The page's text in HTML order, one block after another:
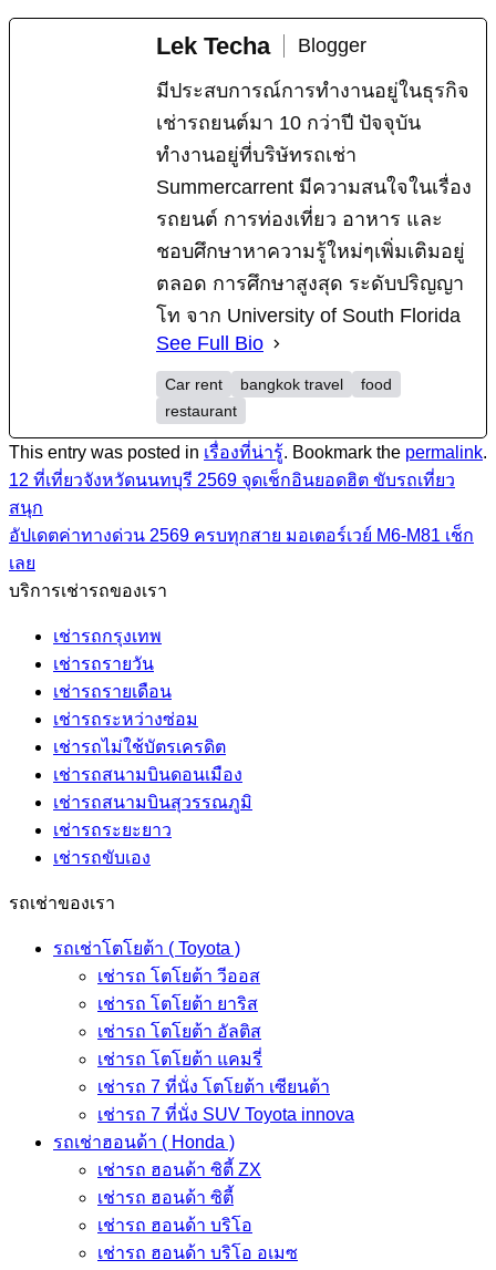
Lek Techa Blogger
มีประสบการณ์การทำงานอยู่ในธุรกิจ
เช่ารถยนต์มา 10 กว่าปี ปัจจุบัน
ทำงานอยู่ที่บริษัทรถเช่า
Summercarrent มีความสนใจในเรื่อง
รถยนต์ การท่องเที่ยว อาหาร และ
ชอบศึกษาหาความรู้ใหม่ๆเพิ่มเติมอยู่
ตลอด การศึกษาสูงสุด ระดับปริญญา
โท จาก University of South Florida
See Full Bio
Car rent bangkok travel
food
restaurant
This entry was posted in เรื่องที่น่ารู้. Bookmark the permalink.
12 ที่เที่ยวจังหวัดนนทบุรี 2569 จุดเช็กอินยอดฮิต ขับรถเที่ยว
สนุก
อัปเดตค่าทางด่วน 2569 ครบทุกสาย มอเตอร์เวย์ M6-M81 เช็ก
เลย
บริการเช่ารถของเรา
เช่ารถกรุงเทพ
เช่ารถรายวัน
เช่ารถรายเดือน
เช่ารถระหว่างซ่อม
เช่ารถไม่ใช้บัตรเครดิต
เช่ารถสนามบินดอนเมือง
เช่ารถสนามบินสุวรรณภูมิ
เช่ารถระยะยาว
เช่ารถขับเอง
รถเช่าของเรา
รถเช่าโตโยต้า ( Toyota )
เช่ารถ โตโยต้า วีออส
เช่ารถ โตโยต้า ยาริส
เช่ารถ โตโยต้า อัลติส
เช่ารถ โตโยต้า แคมรี่
เช่ารถ 7 ที่นั่ง โตโยต้า เซียนต้า
เช่ารถ 7 ที่นั่ง SUV Toyota innova
รถเช่าฮอนด้า ( Honda )
เช่ารถ ฮอนด้า ซิตี้ ZX
เช่ารถ ฮอนด้า ซิตี้
เช่ารถ ฮอนด้า บริโอ
เช่ารถ ฮอนด้า บริโอ อเมซ